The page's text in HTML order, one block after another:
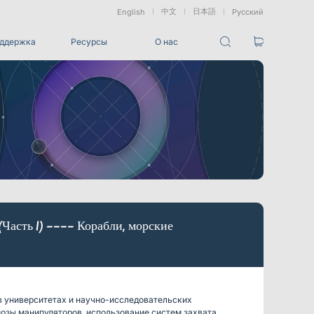
English 中文 日本語 Русский
Морские &
Подводные
Приложения
Медицинские
Роботы
Для студий разработки игровых CG, создания
визуальных эффектов (VFX), 3D-анимации и захвата
маркеров
Пакеты
Пакет отслеживания VRT
Ресурсы О нас
(Часть I) ---- Корабли, морские
и научно-исследовательских